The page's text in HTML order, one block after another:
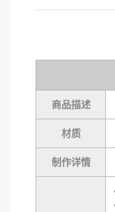
商品描述
材质
制作详情